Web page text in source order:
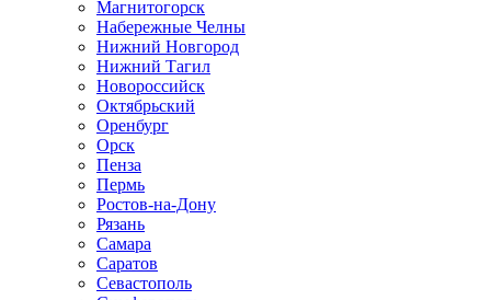
Магнитогорск
Набережные Челны
Нижний Новгород
Нижний Тагил
Новороссийск
Октябрьский
Оренбург
Орск
Пенза
Пермь
Ростов-на-Дону
Рязань
Самара
Саратов
Севастополь